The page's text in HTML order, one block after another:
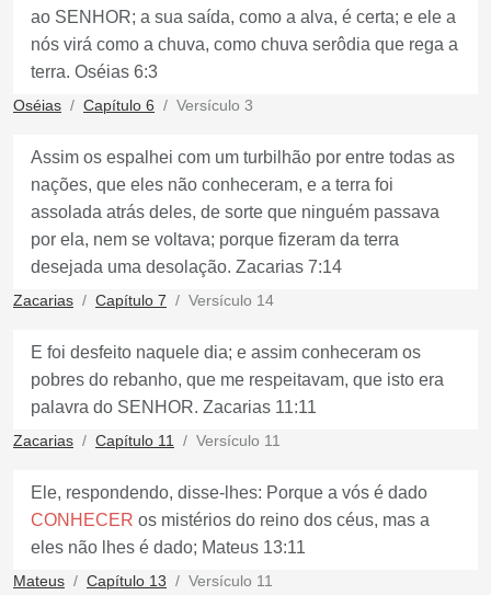
ao SENHOR; a sua saída, como a alva, é certa; e ele a
nós virá como a chuva, como chuva serôdia que rega a
terra. Oséias 6:3
Oséias Capítulo 6 Versículo 3
Assim os espalhei com um turbilhão por entre todas as
nações, que eles não conheceram, e a terra foi
assolada atrás deles, de sorte que ninguém passava
por ela, nem se voltava; porque fizeram da terra
desejada uma desolação. Zacarias 7:14
Zacarias Capítulo 7 Versículo 14
E foi desfeito naquele dia; e assim conheceram os
pobres do rebanho, que me respeitavam, que isto era
palavra do SENHOR. Zacarias 11:11
Zacarias Capítulo 11 Versículo 11
Ele, respondendo, disse-lhes: Porque a vós é dado
CONHECER os mistérios do reino dos céus, mas a
eles não lhes é dado; Mateus 13:11
Mateus Capítulo 13 Versículo 11